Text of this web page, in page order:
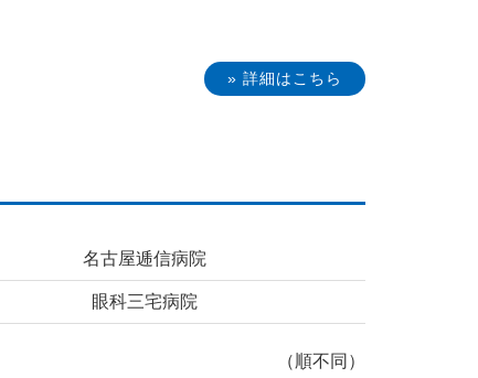
» 詳細はこちら
名古屋逓信病院
眼科三宅病院
（順不同）